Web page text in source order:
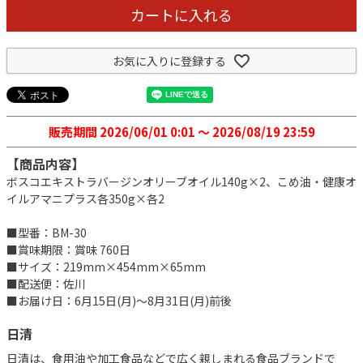
カートに入れる
お気に入りに登録する
販売期間 2026/06/01 0:01〜 2026/08/19 23:59
【商品内容】
ボスコエキストラバージンオリーブオイル140g×2、こめ油・健康オ
イルアマニプラス各350g×各2
■型番：BM-30
■賞味期限：賞味 760日
■サイズ：219mm×454mm×65mm
■配送便：佐川
■お届け日：6月15日(月)～8月31日(月)前後
日清
日清は、食用油や加工食品などで広く親しまれる食品ブランドで